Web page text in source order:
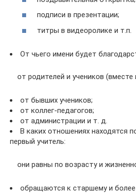
подписи в презентации;
титры в видеоролике и т.п.
От чьего имени будет
от родителей и учеников
от бывших учеников;
от коллег-педагогов;
от администрации и т. д.
В каких отношениях находятся
первый учитель:
они равны по возрасту и
обращаются к старшему и